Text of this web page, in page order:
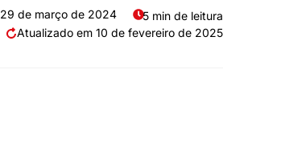
29 de março de 2024
5 min de leitura
10 de fevereiro de 2025